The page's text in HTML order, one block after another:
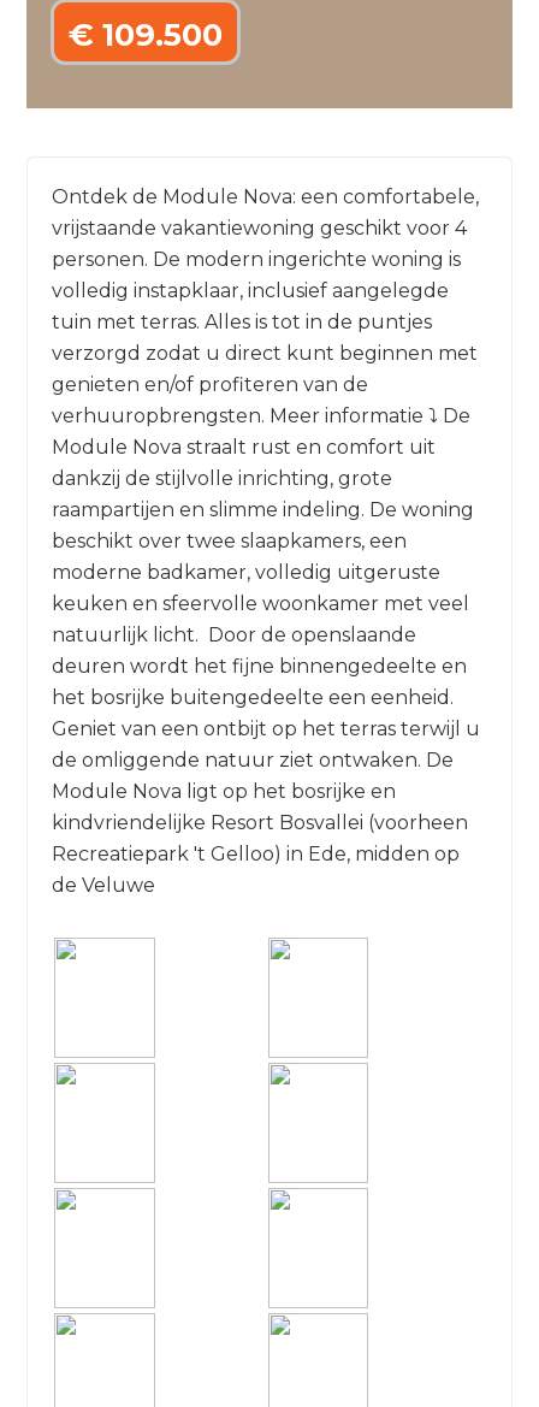
€ 109.500
Ontdek de Module Nova: een comfortabele,
vrijstaande vakantiewoning geschikt voor 4
personen. De modern ingerichte woning is
volledig instapklaar, inclusief aangelegde
tuin met terras. Alles is tot in de puntjes
verzorgd zodat u direct kunt beginnen met
genieten en/of profiteren van de
verhuuropbrengsten. Meer informatie ⤵️ De
Module Nova straalt rust en comfort uit
dankzij de stijlvolle inrichting, grote
raampartijen en slimme indeling. De woning
beschikt over twee slaapkamers, een
moderne badkamer, volledig uitgeruste
keuken en sfeervolle woonkamer met veel
natuurlijk licht. Door de openslaande
deuren wordt het fijne binnengedeelte en
het bosrijke buitengedeelte een eenheid.
Geniet van een ontbijt op het terras terwijl u
de omliggende natuur ziet ontwaken. De
Module Nova ligt op het bosrijke en
kindvriendelijke Resort Bosvallei (voorheen
Recreatiepark 't Gelloo) in Ede, midden op
de Veluwe